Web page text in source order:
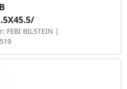
FEBI BILSTEIN |